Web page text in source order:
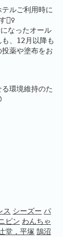
ルご利用時に
🙇‍♀️
なったオール
、12月以降も
薬や塗布をお
環境維持のた
ス シーズー パ
ピン わんちゃ
堂，平塚 鵠沼